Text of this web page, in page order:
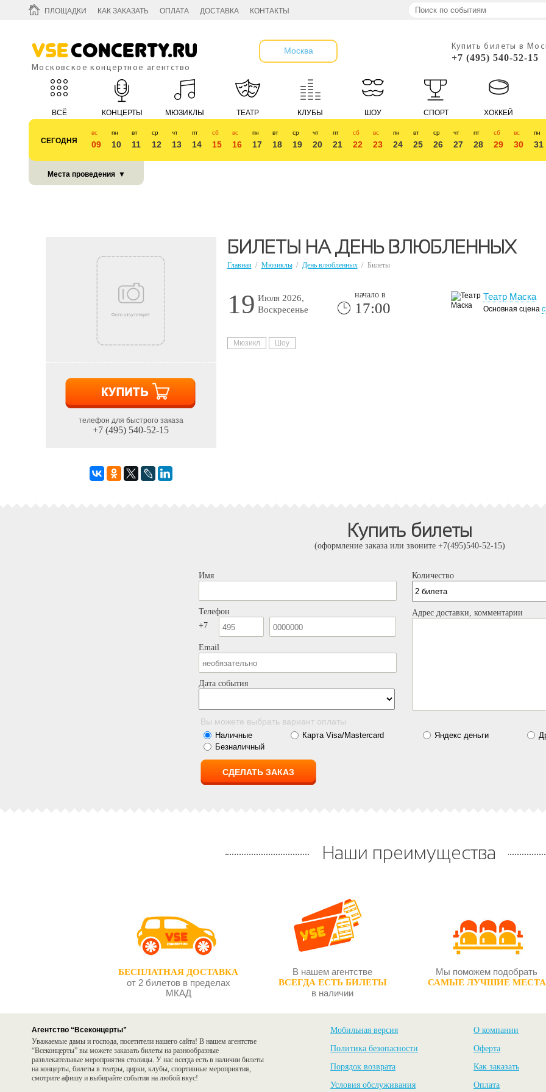
ПЛОЩАДКИ КАК ЗАКАЗАТЬ ОПЛАТА ДОСТАВКА КОНТАКТЫ
VseConcerty.ru
Московское концертное агентство
Москва Купить билеты в
+7 (495) 540-52-15
ВСЁ КОНЦЕРТЫ МЮЗИКЛЫ ТЕАТР КЛУБЫ ШОУ СПОРТ ХОККЕЙ
СЕГОДНЯ
вс
09
пн
10
вт
11
ср
12
чт
13
пт
14
сб
15
вс
16
пн
17
вт
18
ср
19
чт
20
пт
21
сб
22
вс
23
пн
24
вт
25
ср
26
чт
27
пт
28
сб
29
вс
30
пн
31
Места проведения ▼
телефон для быстрого заказа
+7 (495) 540-52-15
БИЛЕТЫ НА ДЕНЬ ВЛЮБЛЕННЫХ
Главная / Мюзиклы / День влюбленных / Билеты
19 Июля 2026,
Воскресенье
начало в
17:00
Театр Маска
Основная сцена
Мюзикл Шоу
Купить билеты
(оформление заказа или звоните +7(495)540-52-15)
Имя
Телефон
+7
Email
Дата события
Количество
Адрес доставки, комментарии
Вы можете выбрать вариант оплаты
Наличные Карта Visa/Mastercard Яндекс деньги
Безналичный
Наши преимущества
БЕСПЛАТНАЯ ДОСТАВКА
от 2 билетов в пределах
МКАД
В нашем агентстве
ВСЕГДА ЕСТЬ БИЛЕТЫ
в наличии
Мы поможем подобрать
САМЫЕ ЛУЧШИЕ МЕСТА
Агентство “Всеконцерты”
Уважаемые дамы и господа, посетители нашего сайта! В нашем агентстве
“Всеконцерты” вы можете заказать билеты на разнообразные
развлекательные мероприятия столицы. У нас всегда есть в наличии билеты
на концерты, билеты в театры, цирки, клубы, спортивные мероприятия,
смотрите афишу и выбирайте события на любой вкус!
Мобильная версия
Политика безопасности
Порядок возврата
Условия обслуживания
О компании
Оферта
Как заказать
Оплата